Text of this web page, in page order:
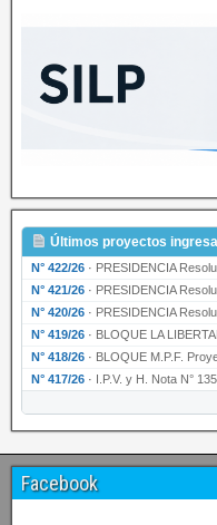
Últimos proyectos
N° 422/26 · PRESIDENCIA
N° 421/26 · PRESIDENCIA
N° 420/26 · PRESIDENCIA
N° 419/26 · BLOQUE LA LIBERTAD
N° 418/26 · BLOQUE M.P.F. Proyecto de
N° 417/26 · I.P.V. y H. Nota N° 1358/26
Facebook